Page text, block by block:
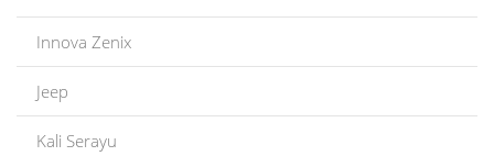
Innova Zenix
Jeep
Kali Serayu